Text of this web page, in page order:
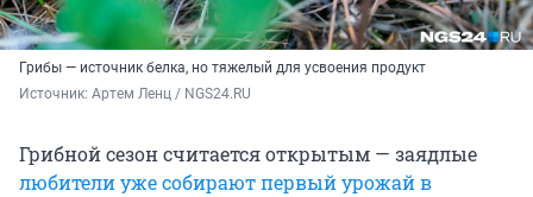
Грибы — источник белка, но тяжелый для усвоения продукт
Источник: Артем Ленц / NGS24.RU
Грибной сезон считается открытым — заядлые
любители уже собирают первый урожай в